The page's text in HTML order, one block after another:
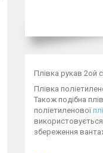
Плівка рукав 2ой
Плівка
Також подібна
поліетиленової
збереження